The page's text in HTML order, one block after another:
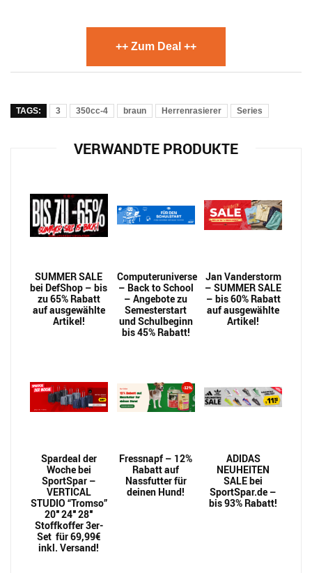
++ Zum Deal ++
TAGS: 3 350cc-4 braun Herrenrasierer Series
VERWANDTE PRODUKTE
SUMMER SALE
bei DefShop – bis
zu 65% Rabatt
auf ausgewählte
Artikel!
Computeruniverse
– Back to School
– Angebote zu
Semesterstart
und Schulbeginn
bis 45% Rabatt!
Jan Vanderstorm
– SUMMER SALE
– bis 60% Rabatt
auf ausgewählte
Artikel!
Spardeal der
Woche bei
SportSpar –
VERTICAL
STUDIO “Tromso”
20″ 24″ 28″
Stoffkoffer 3er-
Set für 69,99€
inkl. Versand!
Fressnapf – 12%
Rabatt auf
Nassfutter für
deinen Hund!
ADIDAS
NEUHEITEN
SALE bei
SportSpar.de –
bis 93% Rabatt!